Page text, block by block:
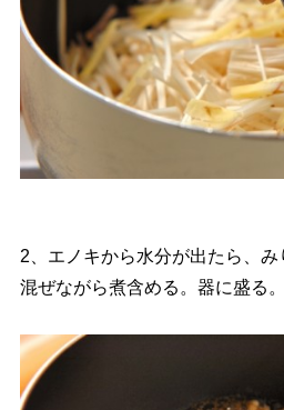
2、エノキから水分が出たら、
混ぜながら煮含める。器に盛る。